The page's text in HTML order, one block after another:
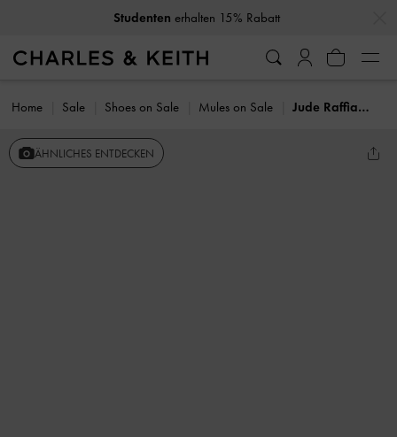
Studenten erhalten 15% Rabatt
Home Sale Shoes on Sale Mules on Sale Jude Raffia Slip-On Bootsschuhe
ÄHNLICHES ENTDECKEN